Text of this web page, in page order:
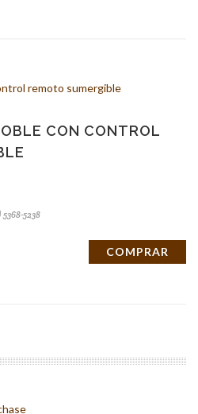
CON CONTROL
5368-5238
COMPRAR